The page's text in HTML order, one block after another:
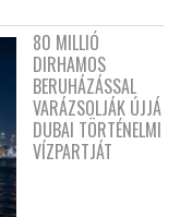
80 MILLIÓ
DIRHAMOS
BERUHÁZÁSSAL
VARÁZSOLJÁK ÚJJÁ
DUBAI TÖRTÉNELMI
VÍZPARTJÁT